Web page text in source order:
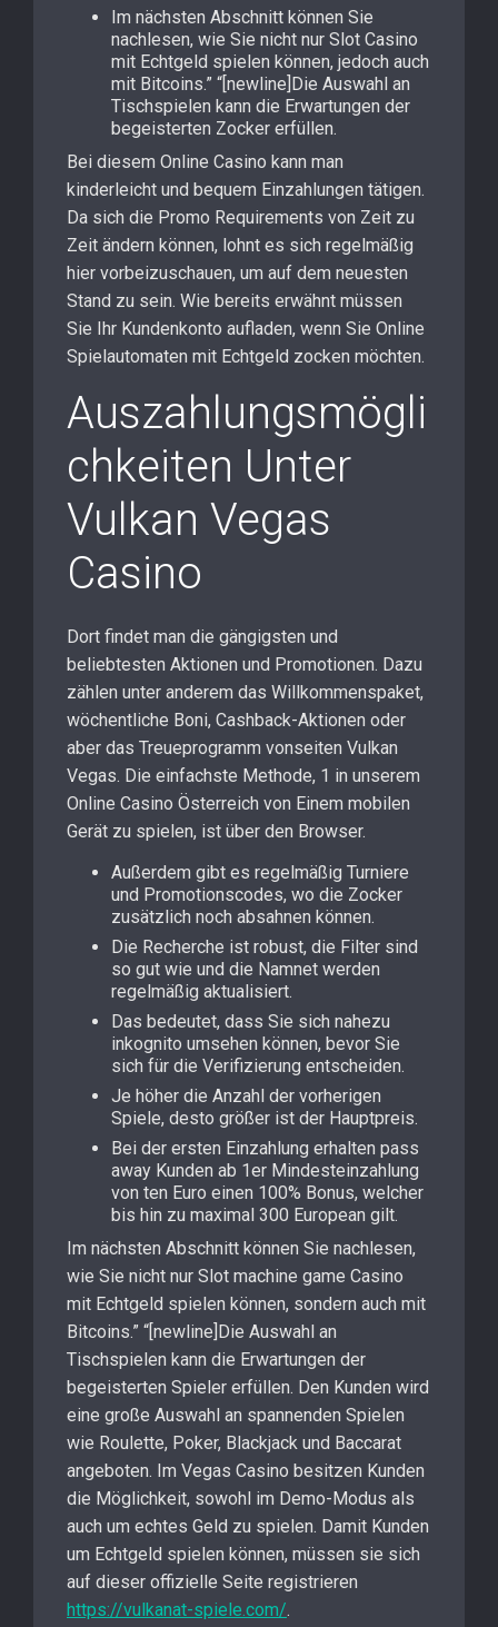
Im nächsten Abschnitt können Sie
nachlesen, wie Sie nicht nur Slot Casino
mit Echtgeld spielen können, jedoch auch
mit Bitcoins.” “[newline]Die Auswahl an
Tischspielen kann die Erwartungen der
begeisterten Zocker erfüllen.
Bei diesem Online Casino kann man
kinderleicht und bequem Einzahlungen tätigen.
Da sich die Promo Requirements von Zeit zu
Zeit ändern können, lohnt es sich regelmäßig
hier vorbeizuschauen, um auf dem neuesten
Stand zu sein. Wie bereits erwähnt müssen
Sie Ihr Kundenkonto aufladen, wenn Sie Online
Spielautomaten mit Echtgeld zocken möchten.
Auszahlungsmögli
chkeiten Unter
Vulkan Vegas
Casino
Dort findet man die gängigsten und
beliebtesten Aktionen und Promotionen. Dazu
zählen unter anderem das Willkommenspaket,
wöchentliche Boni, Cashback-Aktionen oder
aber das Treueprogramm vonseiten Vulkan
Vegas. Die einfachste Methode, 1 in unserem
Online Casino Österreich von Einem mobilen
Gerät zu spielen, ist über den Browser.
Außerdem gibt es regelmäßig Turniere
und Promotionscodes, wo die Zocker
zusätzlich noch absahnen können.
Die Recherche ist robust, die Filter sind
so gut wie und die Namnet werden
regelmäßig aktualisiert.
Das bedeutet, dass Sie sich nahezu
inkognito umsehen können, bevor Sie
sich für die Verifizierung entscheiden.
Je höher die Anzahl der vorherigen
Spiele, desto größer ist der Hauptpreis.
Bei der ersten Einzahlung erhalten pass
away Kunden ab 1er Mindesteinzahlung
von ten Euro einen 100% Bonus, welcher
bis hin zu maximal 300 European gilt.
Im nächsten Abschnitt können Sie nachlesen,
wie Sie nicht nur Slot machine game Casino
mit Echtgeld spielen können, sondern auch mit
Bitcoins.” “[newline]Die Auswahl an
Tischspielen kann die Erwartungen der
begeisterten Spieler erfüllen. Den Kunden wird
eine große Auswahl an spannenden Spielen
wie Roulette, Poker, Blackjack und Baccarat
angeboten. Im Vegas Casino besitzen Kunden
die Möglichkeit, sowohl im Demo-Modus als
auch um echtes Geld zu spielen. Damit Kunden
um Echtgeld spielen können, müssen sie sich
auf dieser offizielle Seite registrieren
https://vulkanat-spiele.com/.